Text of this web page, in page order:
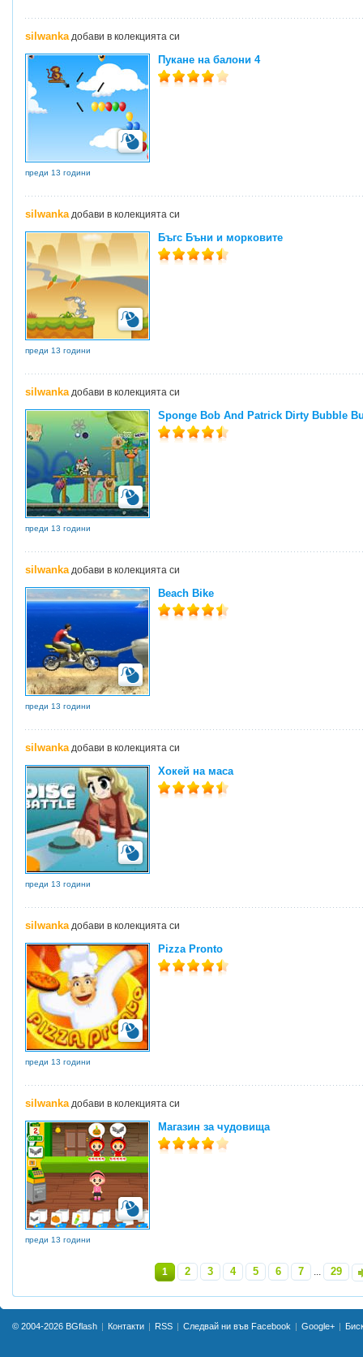
silwankaдобави в колекцията си
Пукане на балони 4
преди 13 години
silwankaдобави в колекцията си
Бъгс Бъни и морковите
преди 13 години
silwankaдобави в колекцията си
Sponge Bob And Patrick Dirty Bubble
преди 13 години
silwankaдобави в колекцията си
Beach Bike
преди 13 години
silwankaдобави в колекцията си
Хокей на маса
преди 13 години
silwankaдобави в колекцията си
Pizza Pronto
преди 13 години
silwankaдобави в колекцията си
Магазин за чудовища
преди 13 години
1 2 3 4 5 6 7 ... 29»
© 2004-2026 BGflash Контакти RSS Следвай ни във Facebook Google+